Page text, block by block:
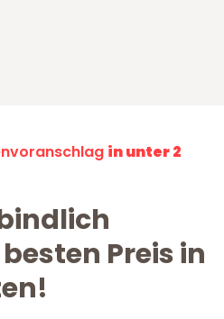
in unter 2
Preis in